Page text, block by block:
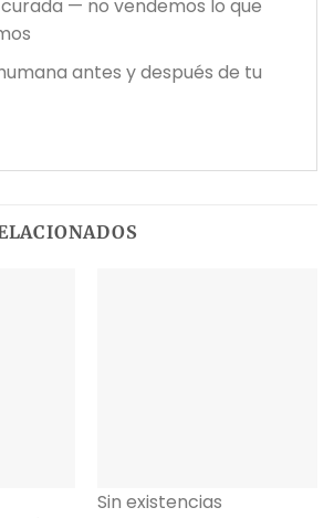
— no vendemos lo que
antes y después de tu
Sin existencias